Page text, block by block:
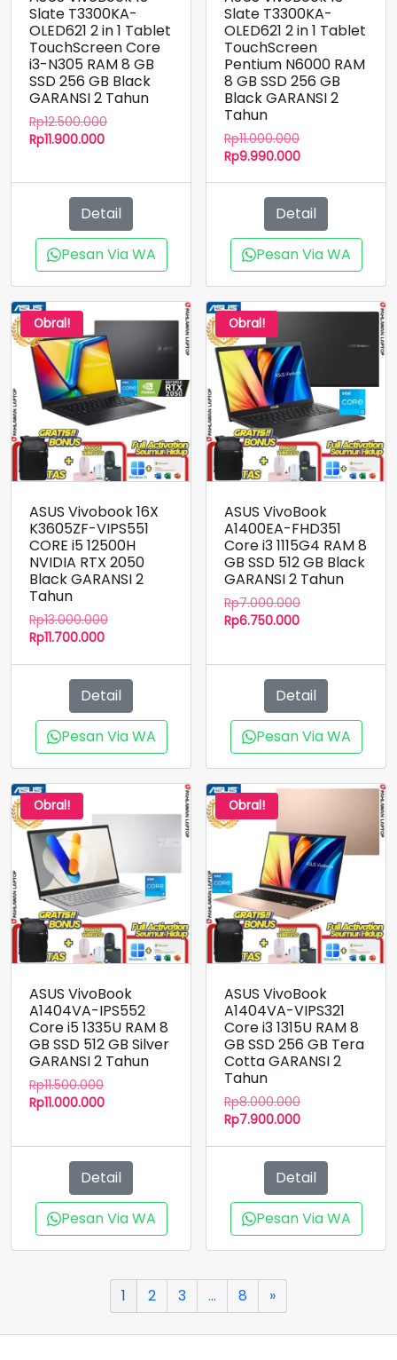
Slate T3300KA-
OLED621 2 in 1 Tablet
TouchScreen Core
i3-N305 RAM 8 GB
SSD 256 GB Black
GARANSI 2 Tahun
Rp12.500.000Harga
Rp11.900.000Harga
Rp11.900.000.
Detail
Pesan Via WA
Slate T3300KA-
OLED621 2 in 1 Tablet
TouchScreen
Pentium N6000 RAM
8 GB SSD 256 GB
Black GARANSI 2
Tahun
Rp11.000.000Harga
aslinya
Rp9.990.000Harga
adalah:
Rp9.990.000.
Detail
Pesan Via WA
Obral!
ASUS Vivobook 16X
K3605ZF-VIPS551
CORE i5 12500H
NVIDIA RTX 2050
Black GARANSI 2
Tahun
Rp13.000.000Harga
Rp11.700.000Harga
adalah:
Rp11.700.000.
Detail
Pesan Via WA
Obral!
ASUS VivoBook
A1400EA-FHD351
Core i3 1115G4 RAM 8
GB SSD 512 GB Black
GARANSI 2 Tahun
Rp7.000.000Harga
Rp6.750.000Harga
Rp6.750.000.
Detail
Pesan Via WA
Obral!
ASUS VivoBook
A1404VA-IPS552
Core i5 1335U RAM 8
GB SSD 512 GB Silver
GARANSI 2 Tahun
Rp11.500.000Harga
aslinya
Rp11.000.000Harga
Rp11.000.000.
Detail
Pesan Via WA
Obral!
ASUS VivoBook
A1404VA-VIPS321
Core i3 1315U RAM 8
GB SSD 256 GB Tera
Cotta GARANSI 2
Tahun
Rp8.000.000Harga
aslinya
Rp7.900.000Harga
adalah:
Rp7.900.000.
Detail
Pesan Via WA
1 2 3 … 8 »